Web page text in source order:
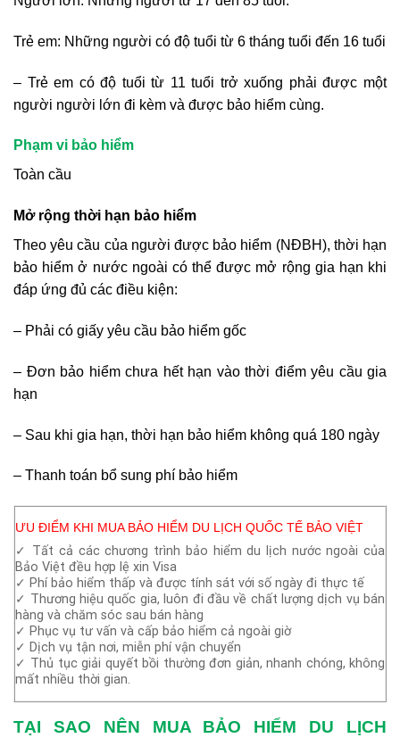
Trẻ em: Những người có độ tuổi từ 6 tháng tuổi đến 16 tuổi
– Trẻ em có độ tuổi từ 11 tuổi trở xuống phải được một
người người lớn đi kèm và được bảo hiểm cùng.
Phạm vi bảo hiểm
Toàn cầu
Mở rộng thời hạn bảo hiểm
Theo yêu cầu của người được bảo hiểm (NĐBH), thời hạn
bảo hiểm ở nước ngoài có thể được mở rộng gia hạn khi
đáp ứng đủ các điều kiện:
– Phải có giấy yêu cầu bảo hiểm gốc
– Đơn bảo hiểm chưa hết hạn vào thời điểm yêu cầu gia
hạn
– Sau khi gia hạn, thời hạn bảo hiểm không quá 180 ngày
– Thanh toán bổ sung phí bảo hiểm
ƯU ĐIỂM KHI MUA BẢO HIỂM DU LỊCH QUỐC TẾ BẢO VIỆT
✓ Tất cả các chương trình bảo hiểm du lịch nước ngoài của
Bảo Việt đều hợp lệ xin Visa
✓ Phí bảo hiểm thấp và được tính sát với số ngày đi thực tế
✓ Thương hiệu quốc gia, luôn đi đầu về chất lượng dịch vụ bán
hàng và chăm sóc sau bán hàng
✓ Phục vụ tư vấn và cấp bảo hiểm cả ngoài giờ
✓ Dịch vụ tận nơi, miễn phí vận chuyển
✓ Thủ tục giải quyết bồi thường đơn giản, nhanh chóng, không
mất nhiều thời gian.
TẠI SAO NÊN MUA BẢO HIỂM DU LỊCH